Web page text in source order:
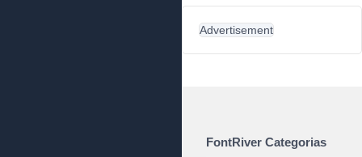
Advertisement
FontRiver Categorias